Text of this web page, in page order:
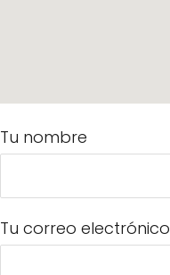
Tu nombre
Tu correo electrónico